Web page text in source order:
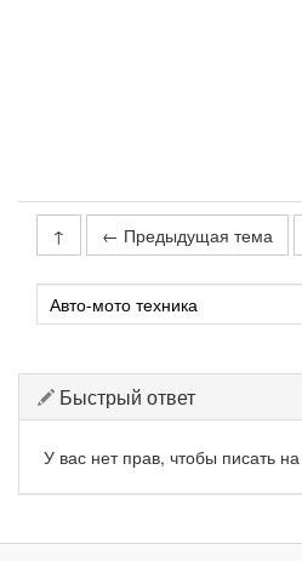
↑ ← Предыдущая тема
Быстрый ответ
У вас нет прав, чтобы писать